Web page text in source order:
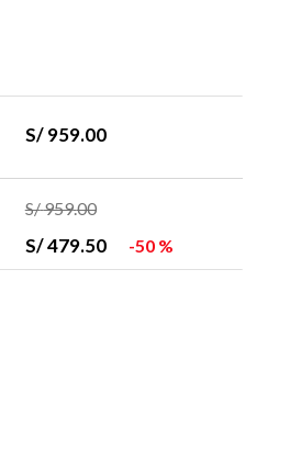
S/ 959.00
S/959.00
S/479.50 50 %